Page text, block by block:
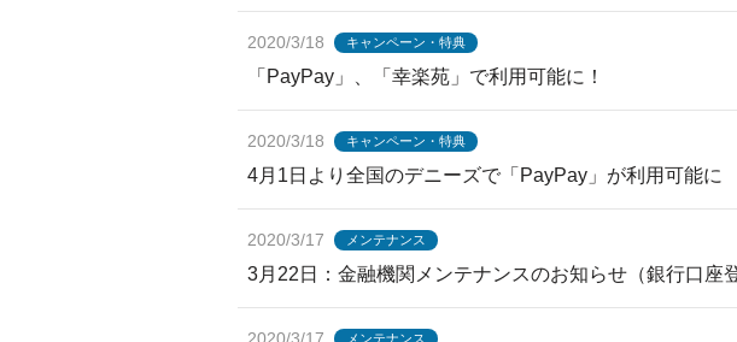
2020/3/18 キャンペーン・特典
「PayPay」、「幸楽苑」で利用可能に！
2020/3/18 キャンペーン・特典
4月1日より全国のデニーズで「PayPay」が利用可能に
2020/3/17 メンテナンス
3月22日：金融機関メンテナンスのお知らせ（銀行口座
メンテナンス